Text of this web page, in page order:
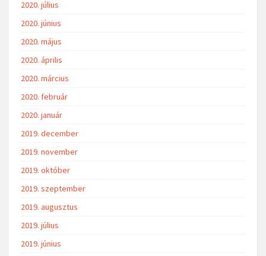
2020. július
2020. június
2020. május
2020. április
2020. március
2020. február
2020. január
2019. december
2019. november
2019. október
2019. szeptember
2019. augusztus
2019. július
2019. június